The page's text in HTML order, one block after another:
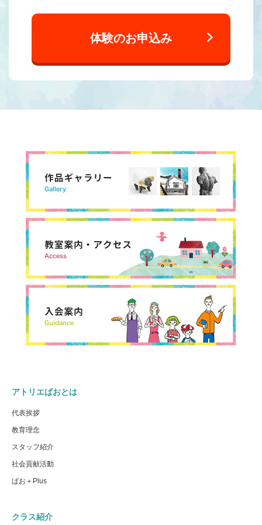
体験のお申込み
アトリエぱおとは
代表挨拶
教育理念
スタッフ紹介
社会貢献活動
ぱお＋Plus
クラス紹介